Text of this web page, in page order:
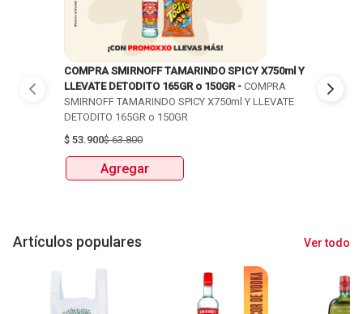
COMPRA SMIRNOFF TAMARINDO SPICY X750ml Y
LLEVATE DETODITO 165GR o 150GR - COMPRA
SMIRNOFF TAMARINDO SPICY X750ml Y LLEVATE
DETODITO 165GR o 150GR
$ 53.900$63.800
Agregar
Artículos populares Ver todo